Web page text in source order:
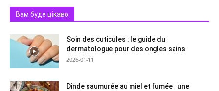
Вам буде цікаво
Soin des cuticules : le guide du
dermatologue pour des ongles sains
2026-01-11
Dinde saumurée au miel et fumée : une